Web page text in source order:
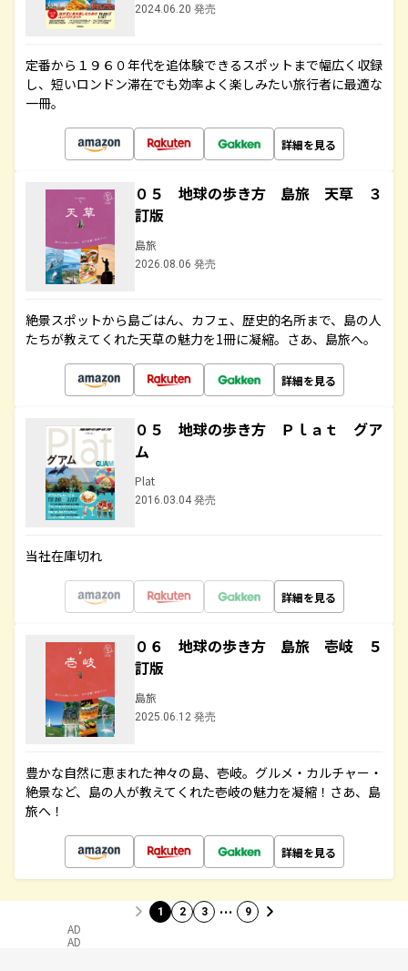
2024.06.20 発売
定番から１９６０年代を追体験できるスポットまで幅広く収録
し、短いロンドン滞在でも効率よく楽しみたい旅行者に最適な
一冊。
詳細を見る
０５ 地球の歩き方 島旅 天草 ３
訂版
島旅
2026.08.06 発売
絶景スポットから島ごはん、カフェ、歴史的名所まで、島の人
たちが教えてくれた天草の魅力を1冊に凝縮。さあ、島旅へ。
詳細を見る
０５ 地球の歩き方 Ｐｌａｔ グア
ム
Plat
2016.03.04 発売
当社在庫切れ
詳細を見る
０６ 地球の歩き方 島旅 壱岐 ５
訂版
島旅
2025.06.12 発売
豊かな自然に恵まれた神々の島、壱岐。グルメ・カルチャー・
絶景など、島の人が教えてくれた壱岐の魅力を凝縮！さあ、島
旅へ！
詳細を見る
1 2 3 … 9
AD
AD